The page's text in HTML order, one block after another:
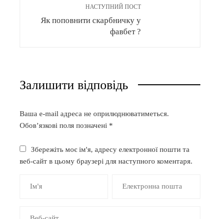
НАСТУПНИЙ ПОСТ
Як поповнити скарбничку у
фавбет ?
Залишити відповідь
Ваша e-mail адреса не оприлюднюватиметься.
Обов’язкові поля позначені *
Збережіть моє ім'я, адресу електронної пошти та
веб-сайт в цьому браузері для наступного коментаря.